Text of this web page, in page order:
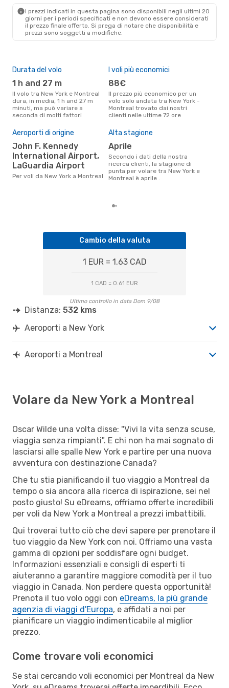
Air CanadaDiretto
YMQ- NYC
I prezzi indicati in questa pagina sono disponibili negli ultimi 20
giorni per i periodi specificati e non devono essere considerati
il ​​prezzo finale offerto. Si prega di notare che disponibilità e
prezzi sono soggetti a modifiche.
Durata del volo
1 h and 27 m
Il volo tra New York e Montreal
dura, in media, 1 h and 27 m
minuti, ma può variare a
seconda di molti fattori
I voli più economici
88€
Il prezzo più economico per un
volo solo andata tra New York -
Montreal trovato dai nostri
clienti nelle ultime 72 ore
Aeroporti di origine
John F. Kennedy
International Airport,
LaGuardia Airport
Per voli da New York a Montreal
Alta stagione
aprile
Secondo i dati della nostra
ricerca clienti, la stagione di
punta per volare tra New York e
Montreal è aprile .
Cambio della valuta
1 EUR = 1.63 CAD
1 CAD = 0.61 EUR
Ultimo controllo in data Dom 9/08
Distanza: 532 kms
Aeroporti a New York
Aeroporti a Montreal
Volare da New York a Montreal
Oscar Wilde una volta disse: "Vivi la vita senza scuse,
viaggia senza rimpianti". E chi non ha mai sognato di
lasciarsi alle spalle New York e partire per una nuova
avventura con destinazione Canada?
Che tu stia pianificando il tuo viaggio a Montreal da
tempo o sia ancora alla ricerca di ispirazione, sei nel
posto giusto! Su eDreams, offriamo offerte incredibili
per voli da New York a Montreal a prezzi imbattibili.
Qui troverai tutto ciò che devi sapere per prenotare il
tuo viaggio da New York con noi. Offriamo una vasta
gamma di opzioni per soddisfare ogni budget.
Informazioni essenziali e consigli di esperti ti
aiuteranno a garantire maggiore comodità per il tuo
viaggio in Canada. Non perdere questa opportunità!
Prenota il tuo volo oggi con eDreams, la più grande
agenzia di viaggi d'Europa, e affidati a noi per
pianificare un viaggio indimenticabile al miglior
prezzo.
Come trovare voli economici
Se stai cercando voli economici per Montreal da New